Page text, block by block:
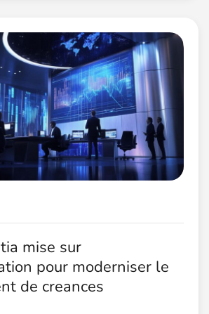
mise sur
pour moderniser le
de creances